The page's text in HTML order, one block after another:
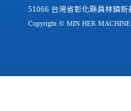
51066 台灣省彰化縣員林鎮
Copyright © MIN HER MACHINE